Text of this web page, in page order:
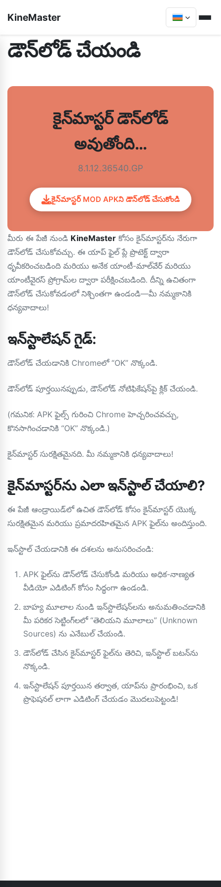
KineMaster
డౌన్‌లోడ్ చేయండి
కైన్‌మాస్టర్ డౌన్‌లోడ్
అవుతోంది…
8.1.12.36540.GP
కైన్‌మాస్టర్ MOD APKని డౌన్‌లోడ్ చేసుకోండి
మీరు ఈ పేజీ నుండి KineMaster కోసం కైన్‌మాస్టర్‌ను నేరుగా
డౌన్‌లోడ్ చేసుకోవచ్చు. ఈ యాప్ ఫైల్ ప్లే ప్రొటెక్ట్ ద్వారా
ధృవీకరించబడింది మరియు అనేక యాంటీ-మాల్‌వేర్ మరియు
యాంటీవైరస్ ప్రోగ్రామ్‌ల ద్వారా పరీక్షించబడింది. దీన్ని ఉచితంగా
డౌన్‌లోడ్ చేసుకోవడంలో నిశ్చింతగా ఉండండి—మీ నమ్మకానికి
ధన్యవాదాలు!
ఇన్‌స్టాలేషన్ గైడ్:
డౌన్‌లోడ్ చేయడానికి Chromeలో “OK” నొక్కండి.
డౌన్‌లోడ్ పూర్తయినప్పుడు, డౌన్‌లోడ్ నోటిఫికేషన్‌పై క్లిక్ చేయండి.
(గమనిక: APK ఫైల్స్ గురించి Chrome హెచ్చరించవచ్చు,
కొనసాగించడానికి “OK” నొక్కండి.)
కైన్‌మాస్టర్ సురక్షితమైనది. మీ నమ్మకానికి ధన్యవాదాలు!
కైన్‌మాస్టర్‌ను ఎలా ఇన్‌స్టాల్ చేయాలి?
ఈ పేజీ ఆండ్రాయిడ్‌లో ఉచిత డౌన్‌లోడ్ కోసం కైన్‌మాస్టర్ యొక్క
సురక్షితమైన మరియు ప్రమాదరహితమైన APK ఫైల్‌ను అందిస్తుంది.
ఇన్‌స్టాల్ చేయడానికి ఈ దశలను అనుసరించండి:
APK ఫైల్‌ను డౌన్‌లోడ్ చేసుకోండి మరియు అధిక-నాణ్యత
వీడియో ఎడిటింగ్ కోసం సిద్ధంగా ఉండండి.
బాహ్య మూలాల నుండి ఇన్‌స్టాలేషన్‌లను అనుమతించడానికి
మీ పరికర సెట్టింగ్‌లలో “తెలియని మూలాలు” (Unknown
Sources) ను ఎనేబుల్ చేయండి.
డౌన్‌లోడ్ చేసిన కైన్‌మాస్టర్ ఫైల్‌ను తెరిచి, ఇన్‌స్టాల్ బటన్‌ను
నొక్కండి.
ఇన్‌స్టాలేషన్ పూర్తయిన తర్వాత, యాప్‌ను ప్రారంభించి, ఒక
ప్రొఫెషనల్ లాగా ఎడిటింగ్ చేయడం మొదలుపెట్టండి!